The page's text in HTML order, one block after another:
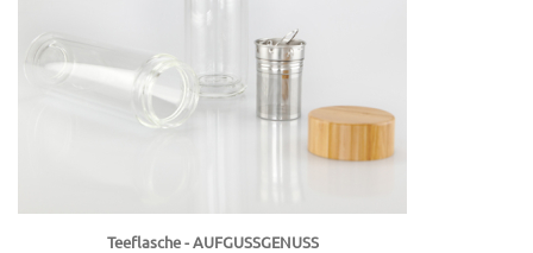
Teeflasche - AUFGUSSGENUSS